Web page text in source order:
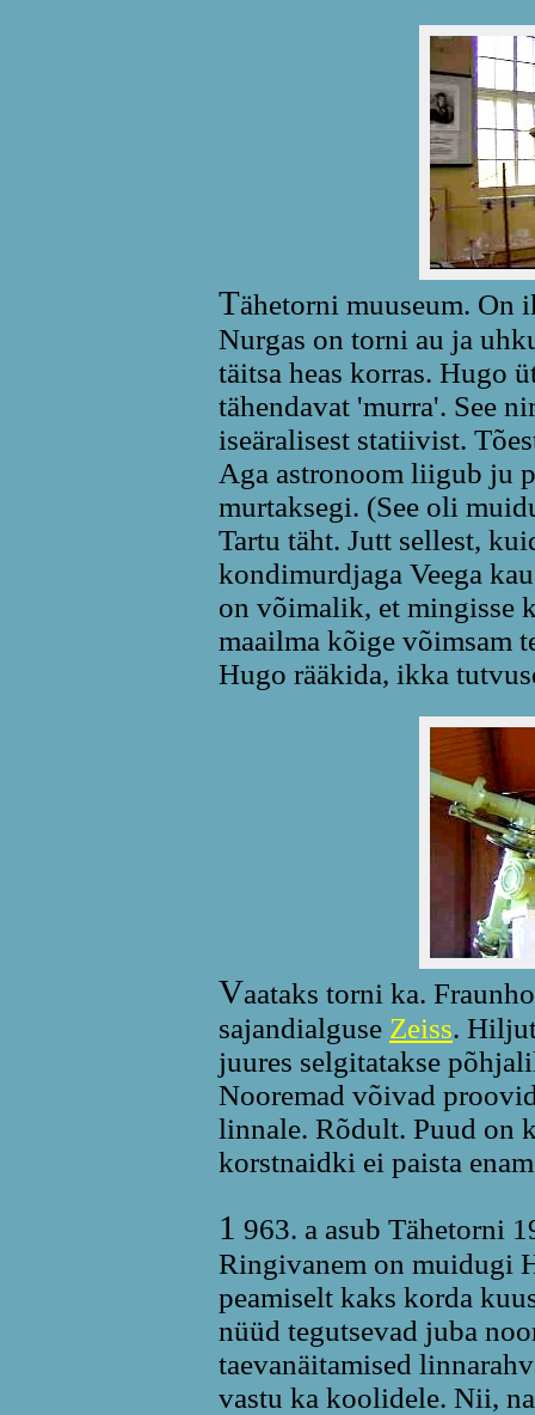
Tähetorni muuseum. On
Nurgas on torni au ja
täitsa heas korras. Hugo
tähendavat 'murra'. See
iseäralisest statiivist.
Aga astronoom liigub ju
murtaksegi. (See oli
Tartu täht. Jutt sellest,
kondimurdjaga Veega
on võimalik, et mingisse
maailma kõige võimsam
Hugo rääkida, ikka
Vaataks torni ka.
sajandialguse Zeiss.
juures selgitatakse
Nooremad võivad
linnale. Rõdult. Puud on
korstnaidki ei paista
1 963. a asub Tähetorni
Ringivanem on muidugi
peamiselt kaks korda
nüüd tegutsevad juba
taevanäitamised
vastu ka koolidele. Nii,